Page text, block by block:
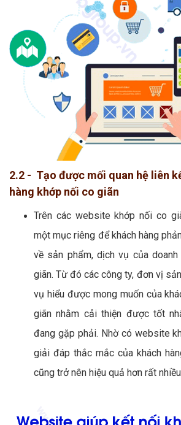
2.2 - Tạo được mối quan hệ liên
hàng khớp nối co giãn
Trên các website khớp nối co
một mục riêng để khách hàng
về sản phẩm, dịch vụ của
giãn. Từ đó các công ty, đơn vị
vụ hiểu được mong muốn của
giãn nhằm cải thiện được tốt
đang gặp phải. Nhờ có website
giải đáp thắc mắc của khách
cũng trở nên hiệu quả hơn rất